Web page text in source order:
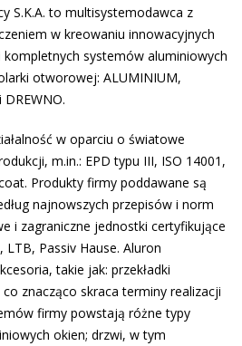
S.K.A. to multisystemodawca z
w kreowaniu innowacyjnych
systemów aluminiowych
otworowej: ALUMINIUM,
DREWNO.
w oparciu o światowe
m.in.: EPD typu III, ISO 14001,
Produkty firmy poddawane są
najnowszych przepisów i norm
i zagraniczne jednostki certyfikujące
LTB, Passiv Hause. Aluron
takie jak: przekładki
znacząco skraca terminy realizacji
firmy powstają różne typy
okien; drzwi, w tym